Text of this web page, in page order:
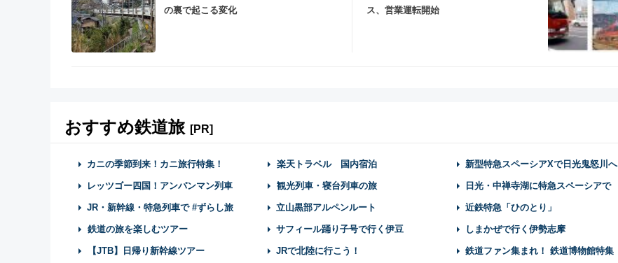
の裏で起こる変化
ス、営業運転開始
おすすめ鉄道旅 [PR]
カニの季節到来！カニ旅行特集！ 楽天トラベル 国内宿泊 新型特急スペーシアXで日光鬼怒川へ
レッツゴー四国！アンパンマン列車 観光列車・寝台列車の旅 日光・中禅寺湖に特急スペーシアで
JR・新幹線・特急列車で #ずらし旅 立山黒部アルペンルート 近鉄特急「ひのとり」
鉄道の旅を楽しむツアー サフィール踊り子号で行く伊豆 しまかぜで行く伊勢志摩
【JTB】日帰り新幹線ツアー JRで北陸に行こう！ 鉄道ファン集まれ！ 鉄道博物館特集